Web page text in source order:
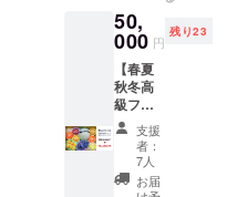
目白押
し！ ※
画像は
イメー
ジで
す。フ
ルーツ
の入荷
状況に
よっ
をお届
けしま
す。 薮
塚小玉
すい
か、長
崎産温
室ビ
ワ、宮
崎完熟
50,
000 円
残り23
【春夏
秋冬高
級フ
ルーツ
味わい
尽くし
セッ
ト】特
支援
者：
7人
お届